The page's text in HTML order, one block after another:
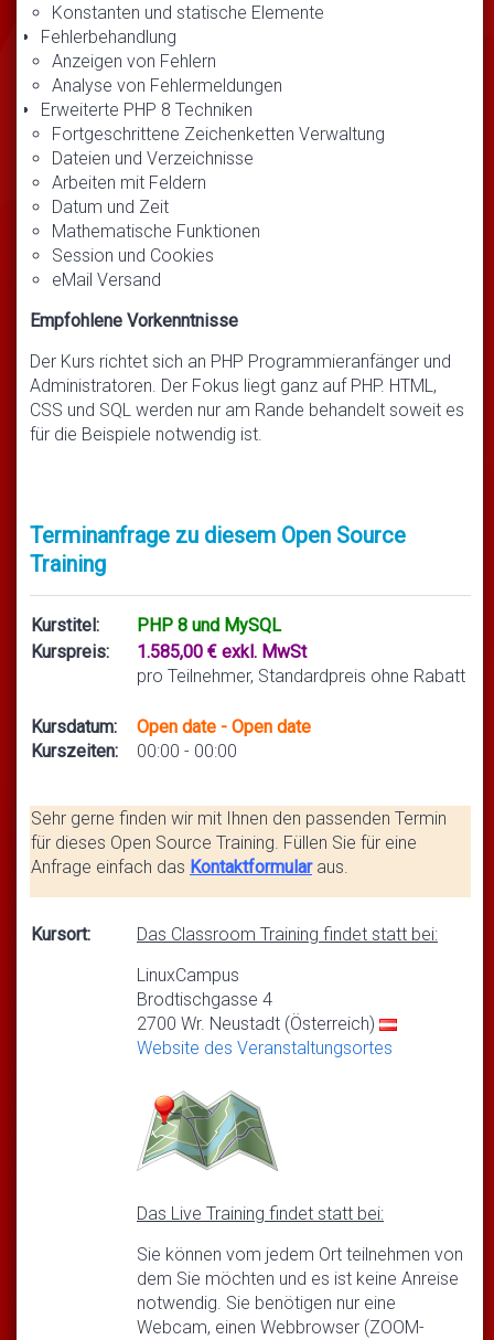
Konstanten und statische Elemente
Fehlerbehandlung
Anzeigen von Fehlern
Analyse von Fehlermeldungen
Erweiterte PHP 8 Techniken
Fortgeschrittene Zeichenketten Verwaltung
Dateien und Verzeichnisse
Arbeiten mit Feldern
Datum und Zeit
Mathematische Funktionen
Session und Cookies
eMail Versand
Empfohlene Vorkenntnisse
Der Kurs richtet sich an PHP Programmieranfänger und
Administratoren. Der Fokus liegt ganz auf PHP. HTML,
CSS und SQL werden nur am Rande behandelt soweit es
für die Beispiele notwendig ist.
Terminanfrage zu diesem Open Source
Training
Kurstitel:
PHP 8 und MySQL
Kurspreis:
1.585,00 € exkl. MwSt
pro Teilnehmer, Standardpreis ohne Rabatt
Kursdatum:
Kurszeiten:
Open date - Open date
00:00 - 00:00
Sehr gerne finden wir mit Ihnen den passenden Termin
für dieses Open Source Training. Füllen Sie für eine
Anfrage einfach das Kontaktformular aus.
Kursort:
Das Classroom Training findet statt bei:
LinuxCampus
Brodtischgasse 4
2700 Wr. Neustadt (Österreich)
Website des Veranstaltungsortes
Das Live Training findet statt bei:
Sie können vom jedem Ort teilnehmen von
dem Sie möchten und es ist keine Anreise
notwendig. Sie benötigen nur eine
Webcam, einen Webbrowser (ZOOM-